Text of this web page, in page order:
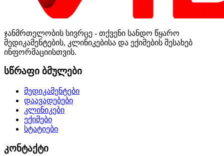
ჯანმრთელობის სივრცე - თქვენი სანდო წყარო
მედიკამენტების, კლინიკებისა და ექიმების შესახებ
ინფორმაციისთვის.
სწრაფი ბმულები
მედიკამენტები
დაავადებები
კლინიკები
ექიმები
სტატიები
კონტაქტი